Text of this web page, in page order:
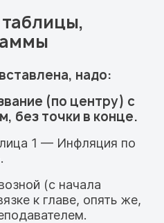
надо:
(по центру) с
без точки в конце.
1 — Инфляция по
(с начала
к главе, опять же,